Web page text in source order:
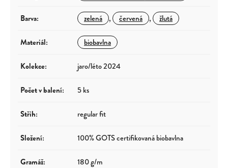
Barva: zelená , červená , žlutá
Materiál: biobavlna
Kolekce: jaro/léto 2024
Počet v balení: 5 ks
Střih: regular fit
Složení: 100% GOTS certifikovaná biobavlna
Gramáž: 180 g/m